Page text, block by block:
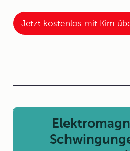
Jetzt kostenlos mit Kim